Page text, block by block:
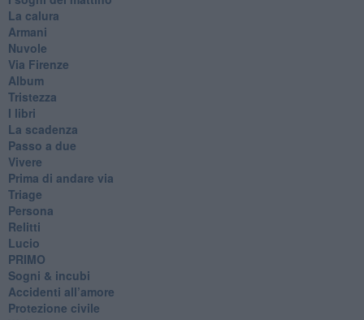
La calura
Armani
Nuvole
Via Firenze
Album
Tristezza
I libri
La scadenza
Passo a due
Vivere
Prima di andare via
Triage
Persona
Relitti
Lucio
PRIMO
Sogni & incubi
Accidenti all’amore
Protezione civile